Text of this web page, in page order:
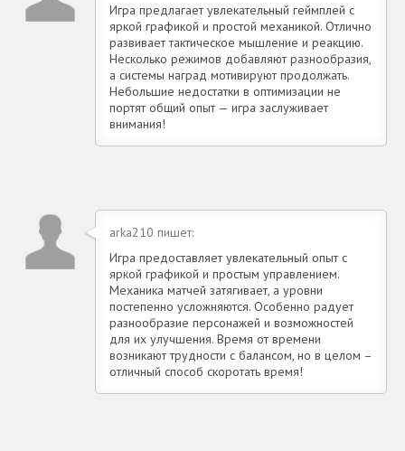
Игра предлагает увлекательный геймплей с
яркой графикой и простой механикой. Отлично
развивает тактическое мышление и реакцию.
Несколько режимов добавляют разнообразия,
а системы наград мотивируют продолжать.
Небольшие недостатки в оптимизации не
портят общий опыт — игра заслуживает
внимания!
arka210 пишет:
Игра предоставляет увлекательный опыт с
яркой графикой и простым управлением.
Механика матчей затягивает, а уровни
постепенно усложняются. Особенно радует
разнообразие персонажей и возможностей
для их улучшения. Время от времени
возникают трудности с балансом, но в целом –
отличный способ скоротать время!